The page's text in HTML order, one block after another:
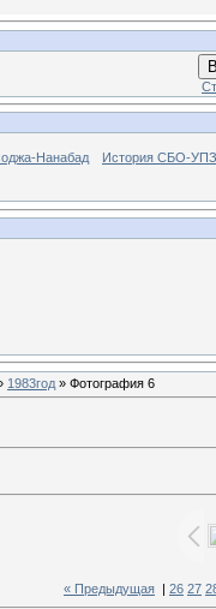
Нанабад История СБО-УПЗ
1983год » Фотография 6
« Предыдущая 26 27